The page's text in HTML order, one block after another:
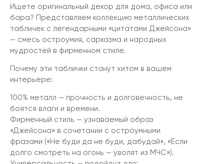
Ищете оригинальный декор для дома, офиса или
бара? Представляем коллекцию металлических
табличек с легендарными «цитатами Джейсона»
— смесь остроумия, сарказма и народных
мудростей в фирменном стиле.
Почему эти таблички станут хитом в вашем
интерьере:
100% металл — прочность и долговечность, не
боятся влаги и времени.
Фирменный стиль — узнаваемый образ
«Джейсона» в сочетании с остроумными
фразами («Не буди да не буди, дабудай», «Если
долго смотреть на огонь — уволят из МЧС»).